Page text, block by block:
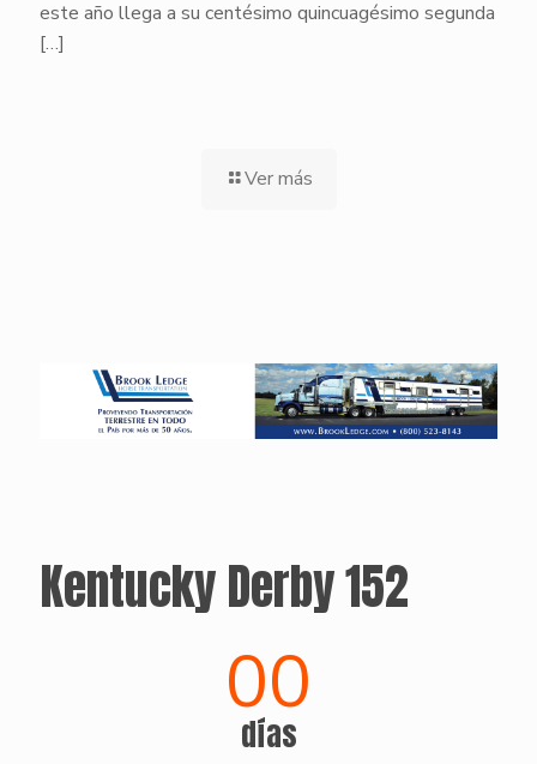
este año llega a su centésimo quincuagésimo segunda
[…]
Ver más
Kentucky Derby 152
00
días